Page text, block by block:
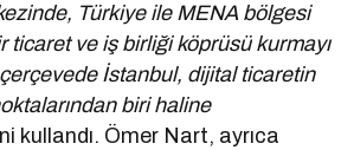
Türkiye ile MENA bölgesi
ticaret ve iş birliği köprüsü kurmayı
İstanbul, dijital ticaretin
biri haline
kullandı. Ömer Nart, ayrıca